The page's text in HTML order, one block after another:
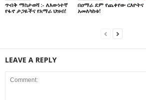
ጥብቅ ማስታወሻ :- ለእውነተኛ
የፋኖ ታጋዬችና የአማራ ህዝብ!
በዐማራ ደም የጨቀየው ርእዮትና
አመለካከቱ!
LEAVE A REPLY